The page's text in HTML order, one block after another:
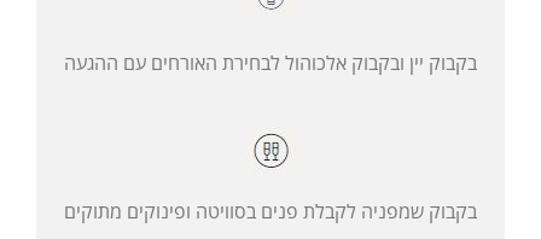
בקבוק יין ובקבוק אלכוהול לבחירת האורחים עם ההגעה
בקבוק שמפניה לקבלת פנים בסוויטה ופינוקים מתוקים